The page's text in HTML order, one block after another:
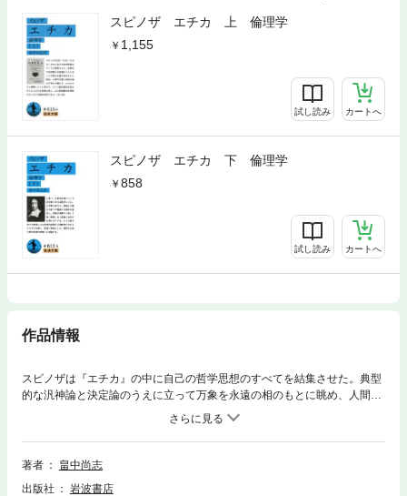
スピノザ エチカ 上 倫理学
1,155
試し読み カートへ
スピノザ エチカ 下 倫理学
858
試し読み カートへ
作品情報
スピノザは『エチカ』の中に自己の哲学思想のすべてを結集させた。典型
的な汎神論と決定論のうえに立って万象を永遠の相のもとに眺め、人間の
行動と感情を嘆かず笑わず嘲らず、ただひたすら理解しようと努めた。ド
イツ観念論体系成立のうえに大きな役割を演じ、また唯物論的世界観のす
ぐれた先駆的思想でもある。
著者
畠中尚志
出版社
岩波書店